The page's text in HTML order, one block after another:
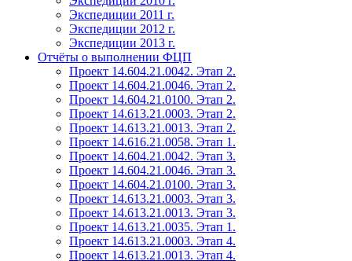
Экспедиции 2011 г.
Экспедиции 2012 г.
Экспедиции 2013 г.
Отчёты о выполнении ФЦП
Проект 14.604.21.0042. Этап 2.
Проект 14.604.21.0046. Этап 2.
Проект 14.604.21.0100. Этап 2.
Проект 14.613.21.0003. Этап 2.
Проект 14.613.21.0013. Этап 2.
Проект 14.616.21.0058. Этап 1.
Проект 14.604.21.0042. Этап 3.
Проект 14.604.21.0046. Этап 3.
Проект 14.604.21.0100. Этап 3.
Проект 14.613.21.0003. Этап 3.
Проект 14.613.21.0013. Этап 3.
Проект 14.613.21.0035. Этап 1.
Проект 14.613.21.0003. Этап 4.
Проект 14.613.21.0013. Этап 4.